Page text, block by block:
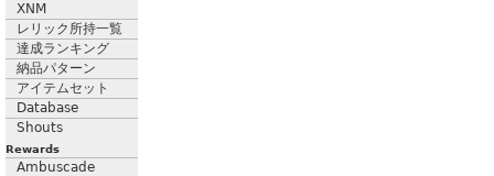
XNM
レリック所持一覧
達成ランキング
納品パターン
アイテムセット
Database
Shouts
Rewards
Ambuscade